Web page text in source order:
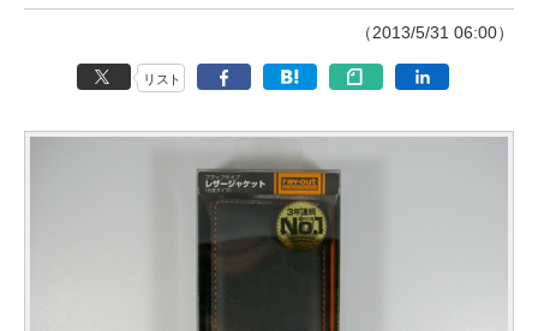
（2013/5/31 06:00）
リスト